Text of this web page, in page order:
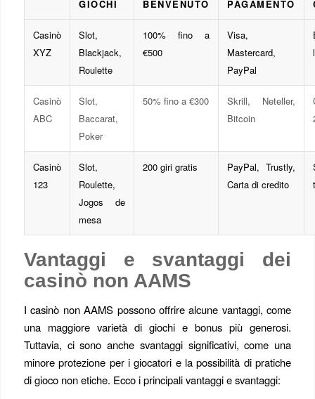
GIOCHI
BENVENUTO
PAGAMENTO
Casinò
XYZ
Slot,
Blackjack,
Roulette
100% fino a
€500
Visa,
Mastercard,
PayPal
Casinò
ABC
Slot,
Baccarat,
Poker
50% fino a €300
Skrill, Neteller,
Bitcoin
Casinò
123
Slot,
Roulette,
Jogos de
mesa
200 giri gratis
PayPal, Trustly,
Carta di credito
Vantaggi e svantaggi dei
casinò non AAMS
I casinò non AAMS possono offrire alcune vantaggi, come
una maggiore varietà di giochi e bonus più generosi.
Tuttavia, ci sono anche svantaggi significativi, come una
minore protezione per i giocatori e la possibilità di pratiche
di gioco non etiche. Ecco i principali vantaggi e svantaggi: